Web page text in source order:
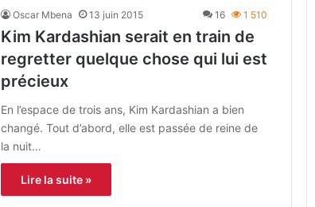
Oscar Mbena 13 juin 2015 16 1 510
Kim Kardashian serait en train de
regretter quelque chose qui lui est
précieux
En l’espace de trois ans, Kim Kardashian a bien
changé. Tout d’abord, elle est passée de reine de
la nuit…
Lire la suite »